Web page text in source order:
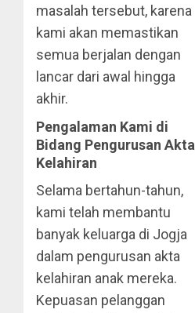
masalah tersebut, karena
kami akan memastikan
semua berjalan dengan
lancar dari awal hingga
akhir.
Pengalaman Kami di
Bidang Pengurusan Akta
Kelahiran
Selama bertahun-tahun,
kami telah membantu
banyak keluarga di Jogja
dalam pengurusan akta
kelahiran anak mereka.
Kepuasan pelanggan